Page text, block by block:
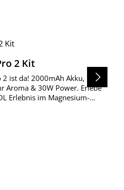
2 Kit
2 ist da! 2000mAh Akku,
Aroma & 30W Power. Erlebe
Erlebnis im Magnesium-